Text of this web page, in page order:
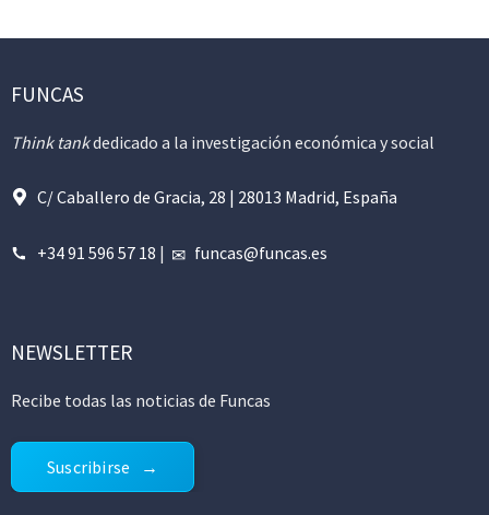
FUNCAS
Think tankdedicado a la investigación económica y social
C/ Caballero de Gracia, 28 | 28013 Madrid, España
+34 91 596 57 18 | funcas@funcas.es
NEWSLETTER
Recibe todas las noticias de Funcas
Suscribirse